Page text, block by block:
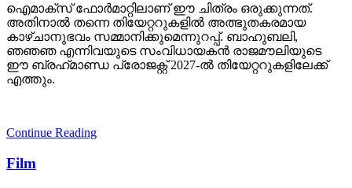
ഐമാക്‌സ് ഫോര്‍മാറ്റിലാണ് ഈ ചിത്രം ഒരുക്കുന്നത്.
അതിനാല്‍ തന്നെ തിയേറ്ററുകളില്‍ അത്ഭുതകരമായ
കാഴ്ചാനുഭവം സമ്മാനിക്കുമെന്നുറപ്പ്. ബാഹുബലി,
ഞഞഞ എന്നിവയുടെ സംവിധായകന്‍ രാജമൗലിയുടെ
ഈ ബ്രഹ്‌മാണ്ഡ പ്രോജക്റ്റ് 2027-ല്‍ തിയേറ്ററുകളിലേക്ക്
എത്തും.
Continue Reading
Film